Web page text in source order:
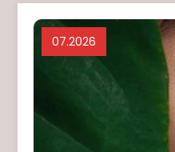
07.2026